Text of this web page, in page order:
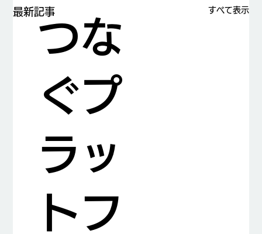
つな
ぐプ
ラッ
トフ
最新記事 すべて表示